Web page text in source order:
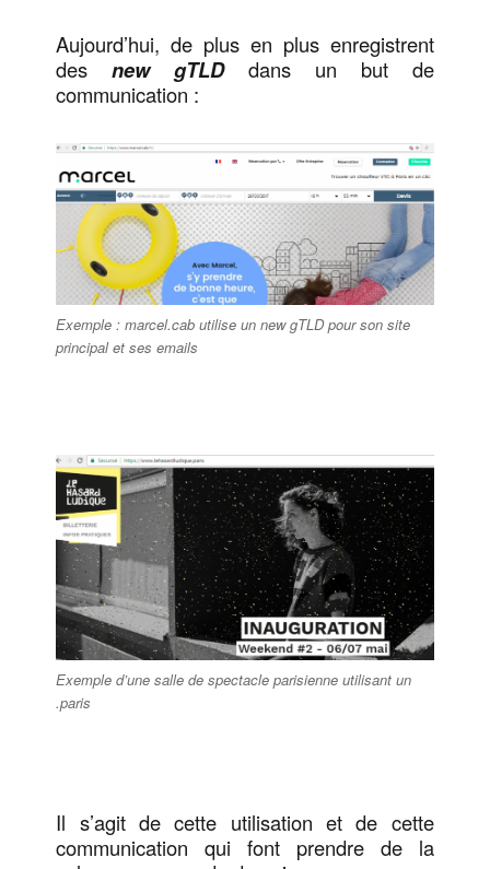
Aujourd’hui, de plus en plus enregistrent
desnew gTLDdans un but de
communication :
Exemple : marcel.cab utilise un new gTLD pour son site
principal et ses emails
Exemple d’une salle de spectacle parisienne utilisant un
.paris
Il s’agit de cette utilisation et de cette
communication qui font prendre de la